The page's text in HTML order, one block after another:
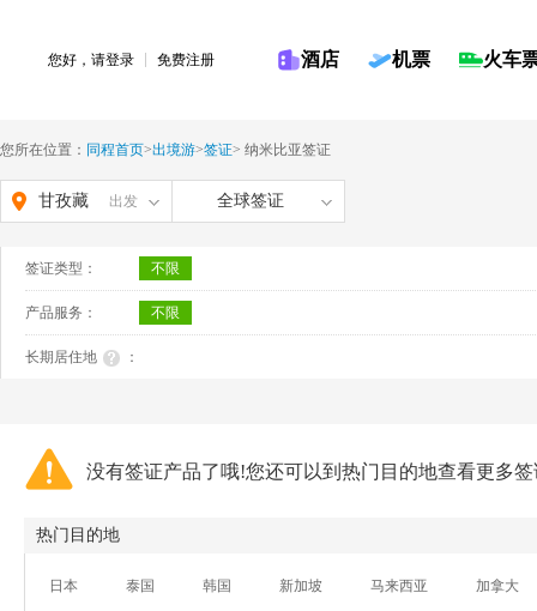
您好，请登录 免费注册 酒店 机票 火车
您所在位置： 同程首页>出境游>签证> 纳米比亚签证
甘孜藏 出发 全球签证
签证类型： 不限
产品服务： 不限
长期居住地 ：
没有签证产品了哦!您还可以到热门目的地查看更多
热门目的地
日本 泰国 韩国 新加坡 马来西亚 加拿大